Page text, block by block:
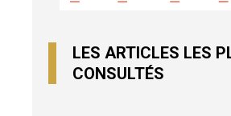
LES ARTICLES LES
CONSULTÉS